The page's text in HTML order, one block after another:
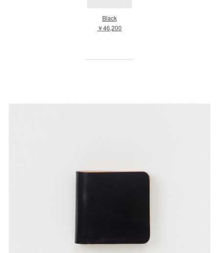
Black
￥46,200